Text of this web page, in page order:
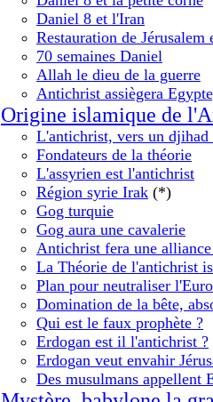
Daniel 8 et l'Iran
Restauration de Jérusalem
70 semaines Daniel
Allah le dieu de la guerre
Antichrist assiègera
Origine islamique de
L'antichrist, vers un djihad
Fondateurs de la théorie
L'assyrien est l'antichrist
Région syrie Irak (*)
Gog turquie
Gog aura une cavalerie
Antichrist fera une alliance
La Théorie de l'antichrist
Plan pour neutraliser
Domination de la bête,
Qui est le faux prophète ?
Erdogan est il l'antichrist ?
Erdogan veut envahir
Des musulmans appellent